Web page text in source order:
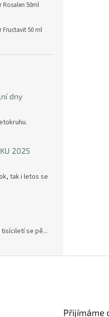
Rosalen 50ml
Fructavit 50 ml
dny
2025
tak i letos se
tisíciletí se pě...
Přijímáme